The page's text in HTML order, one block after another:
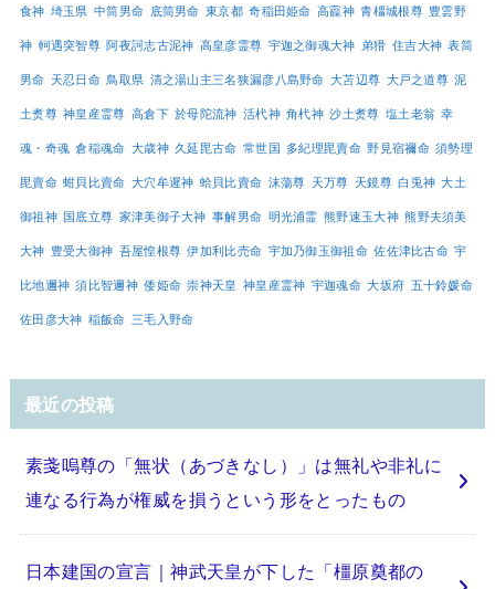
食神 埼玉県 中筒男命 底筒男命 東京都 奇稲田姫命 高龗神 青橿城根尊 豊雲野
神 軻遇突智尊 阿夜訶志古泥神 高皇彦霊尊 宇迦之御魂大神 弟猾 住吉大神 表筒
男命 天忍日命 鳥取県 清之湯山主三名狭漏彦八島野命 大苫辺尊 大戸之道尊 泥
土煑尊 神皇産霊尊 高倉下 於母陀流神 活杙神 角杙神 沙土煑尊 塩土老翁 幸
魂・奇魂 倉稲魂命 大歳神 久延毘古命 常世国 多紀理毘賣命 野見宿禰命 須勢理
毘賣命 蚶貝比賣命 大穴牟遲神 蛤貝比賣命 沫蕩尊 天万尊 天鏡尊 白兎神 大土
御祖神 国底立尊 家津美御子大神 事解男命 明光浦霊 熊野速玉大神 熊野夫須美
大神 豊受大御神 吾屋惶根尊 伊加利比売命 宇加乃御玉御祖命 佐佐津比古命 宇
比地邇神 須比智邇神 倭姫命 崇神天皇 神皇産霊神 宇迦魂命 大坂府 五十鈴媛命
佐田彦大神 稲飯命 三毛入野命
最近の投稿
素戔嗚尊の「無状（あづきなし）」は無礼や非礼に
連なる行為が権威を損うという形をとったもの
日本建国の宣言｜神武天皇が下した「橿原奠都の